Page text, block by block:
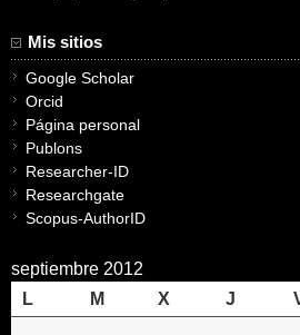
Mis sitios
Google Scholar
Orcid
Página personal
Publons
Researcher-ID
Researchgate
Scopus-AuthorID
septiembre 2012
L
M X J